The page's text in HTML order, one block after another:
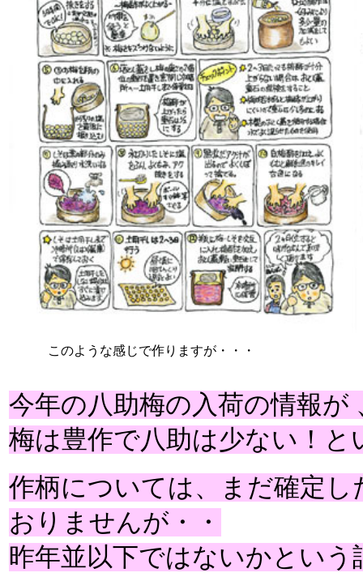
このような感じで作りますが・・・
今年の八助梅の入荷の情報が
梅は豊作で八助は少ない！と
作柄については、まだ確定
おりませんが・・
昨年並以下ではないかという